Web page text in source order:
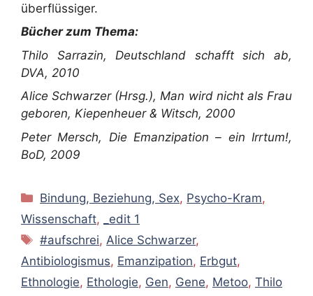
überflüssiger.
Bücher zum Thema:
Thilo Sarrazin, Deutschland schafft sich ab,
DVA, 2010
Alice Schwarzer (Hrsg.), Man wird nicht als Frau
geboren, Kiepenheuer & Witsch, 2000
Peter Mersch, Die Emanzipation – ein Irrtum!,
BoD, 2009
Kategorien
Bindung, Beziehung, Sex, Psycho-Kram,
Wissenschaft,
_edit 1
Schlagwörter
#aufschrei, Alice Schwarzer,
Antibiologismus, Emanzipation, Erbgut,
Ethnologie, Ethologie, Gen, Gene, Metoo, Thilo